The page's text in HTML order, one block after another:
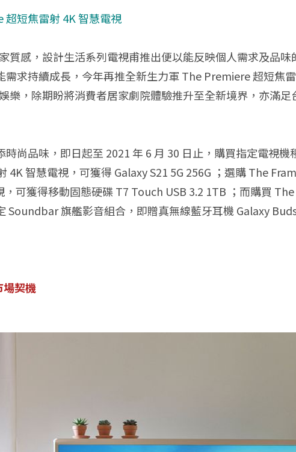
短焦雷射 4K 智慧電視
感，設計生活系列電視甫推出便以能反映個人需求及品味
求持續成長，今年再推全新生力軍 The Premiere 超短焦雷
，除期盼將消費者居家劇院體驗推升至全新境界，亦滿足
尚品味，即日起至 2021 年 6 月 30 日止，購買指定電視機
智慧電視，可獲得 Galaxy S21 5G 256G ；選購 The
可獲得移動固態硬碟 T7 Touch USB 3.2 1TB ；而購買 The
Soundbar 旗艦影音組合，即贈真無線藍牙耳機 Galaxy
場契機